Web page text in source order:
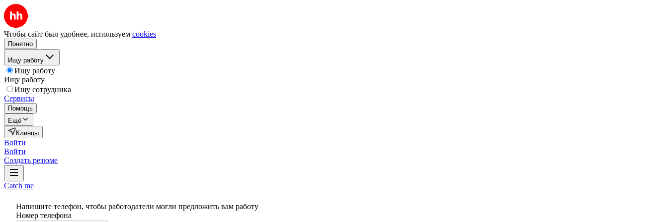
Чтобы сайт был удобнее, используем cookies
Понятно
Ищу работу
Ищу работу
Ищу работу
Ищу сотрудника
Сервисы
Помощь
Ещё
Клинцы
Войти
Войти
Создать резюме
Catch me
Напишите телефон, чтобы работодатели могли предложить вам работу
Номер телефона